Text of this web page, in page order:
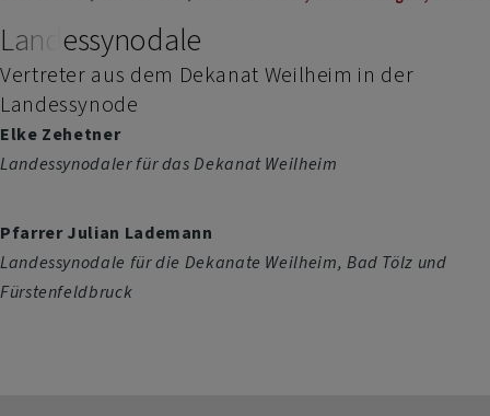
Landessynodale
Vertreter aus dem Dekanat Weilheim in der
Landessynode
Elke Zehetner
Landessynodaler für das Dekanat Weilheim
Pfarrer Julian Lademann
Landessynodale für die Dekanate Weilheim, Bad Tölz und
Fürstenfeldbruck